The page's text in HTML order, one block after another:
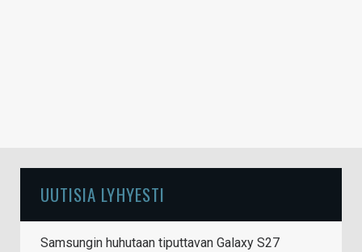
UUTISIA LYHYESTI
Samsungin huhutaan tiputtavan Galaxy S27